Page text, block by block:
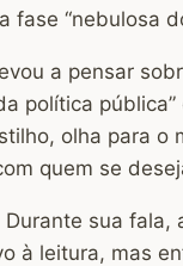
“nebulosa
a pensar
política
olha para
quem se
sua
à leitura, mas